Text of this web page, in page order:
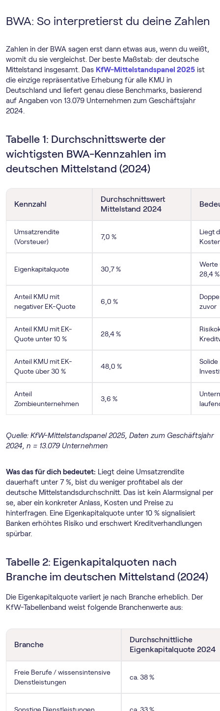
BWA: So interpretierst du deine Zahlen
Zahlen in der BWA sagen erst dann etwas aus, wenn du weißt,
womit du sie vergleichst. Der beste Maßstab: der deutsche
Mittelstand insgesamt. Das KfW-Mittelstandspanel 2025 ist
die einzige repräsentative Erhebung für alle KMU in
Deutschland und liefert genau diese Benchmarks, basierend
auf Angaben von 13.079 Unternehmen zum Geschäftsjahr
2024.
Tabelle 1: Durchschnittswerte der
wichtigsten BWA-Kennzahlen im
deutschen Mittelstand (2024)
Kennzahl
Durchschnittswert
Mittelstand 2024
Umsatzrendite
(Vorsteuer)
7,0 %
Liegt
Eigenkapitalquote 30,7 %
Werte
28,4
Anteil KMU mit
negativer EK-Quote
6,0 %
zuvor
Anteil KMU mit EK-
Quote unter 10 %
28,4 %
Anteil KMU mit EK-
Quote über 30 %
48,0 %
Solide
Anteil
Zombieunternehmen
3,6 %
Quelle: KfW-Mittelstandspanel 2025, Daten zum Geschäftsjahr
2024, n = 13.079 Unternehmen
Was das für dich bedeutet: Liegt deine Umsatzrendite
dauerhaft unter 7 %, bist du weniger profitabel als der
deutsche Mittelstandsdurchschnitt. Das ist kein Alarmsignal per
se, aber ein konkreter Anlass, Kosten und Preise zu
hinterfragen. Eine Eigenkapitalquote unter 10 % signalisiert
Banken erhöhtes Risiko und erschwert Kreditverhandlungen
spürbar.
Tabelle 2: Eigenkapitalquoten nach
Branche im deutschen Mittelstand (2024)
Die Eigenkapitalquote variiert je nach Branche erheblich. Der
KfW-Tabellenband weist folgende Branchenwerte aus:
Branche
Durchschnittliche
Eigenkapitalquote 2024
Freie Berufe / wissensintensive
Dienstleistungen
ca. 38 %
Sonstige Dienstleistungen ca. 33 %